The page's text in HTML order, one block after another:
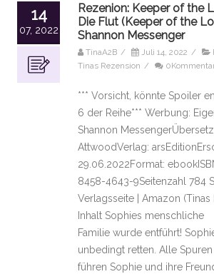
14
07, 2022
Rezenion: Keeper of the
Die Flut (Keeper of the
Shannon Messenger
TinaA2B / Juli 14, 2022 /
Tinas Rezension /
*** Vorsicht, könnte Spoiler
6 der Reihe*** Werbung:
Shannon
AttwoodVerlag:
29.06.2022Format:
8458-4643-9Seitenzahl 784
Verlagsseite | Amazon (Tinas
Inhalt Sophies menschliche
Familie wurde entführt!
unbedingt retten. Alle Spuren
führen Sophie und ihre